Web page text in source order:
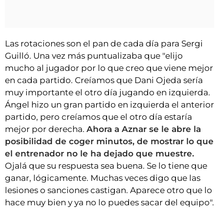
Las rotaciones son el pan de cada día para Sergi
Guilló. Una vez más puntualizaba que "elijo
mucho al jugador por lo que creo que viene mejor
en cada partido. Creíamos que Dani Ojeda sería
muy importante el otro día jugando en izquierda.
Ángel hizo un gran partido en izquierda el anterior
partido, pero creíamos que el otro día estaría
mejor por derecha. Ahora a Aznar se le abre la
posibilidad de coger minutos, de mostrar lo que
el entrenador no le ha dejado que muestre.
Ojalá que su respuesta sea buena. Se lo tiene que
ganar, lógicamente. Muchas veces digo que las
lesiones o sanciones castigan. Aparece otro que lo
hace muy bien y ya no lo puedes sacar del equipo".